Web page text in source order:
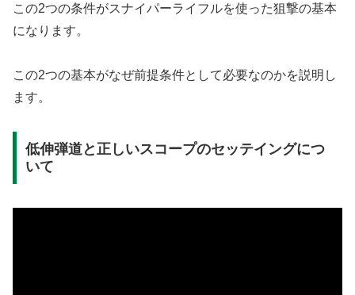
この2つの条件がスナイパーライフルを使った狙撃の基本
になります。
この2つの基本がなぜ前提条件として必要なのかを説明し
ます。
低伸弾道と正しいスコープのセッテイングにつ
いて